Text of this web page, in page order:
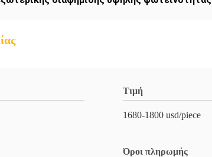
Τιμή
1680-1800 usd/piece
Όροι πληρωμής